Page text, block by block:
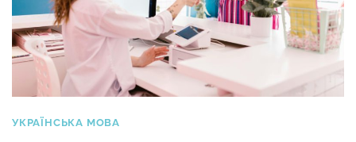
УКРАЇНСЬКА МОВА